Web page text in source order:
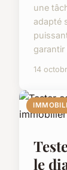
une
adapté
garantir
14
le